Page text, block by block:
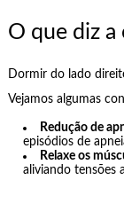
O que diz a
Dormir do lado
Vejamos algumas
Redução de
episódios de
Relaxe os
aliviando tensões